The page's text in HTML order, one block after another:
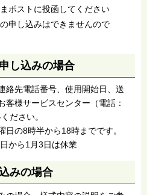
ポストに投函してください
申し込みはできませんので
し込みの場合
絡先電話番号、使用開始日、送
客様サービスセンター（電話：
ださい。
の8時半から18時までです。
から1月3日は休業
みの場合